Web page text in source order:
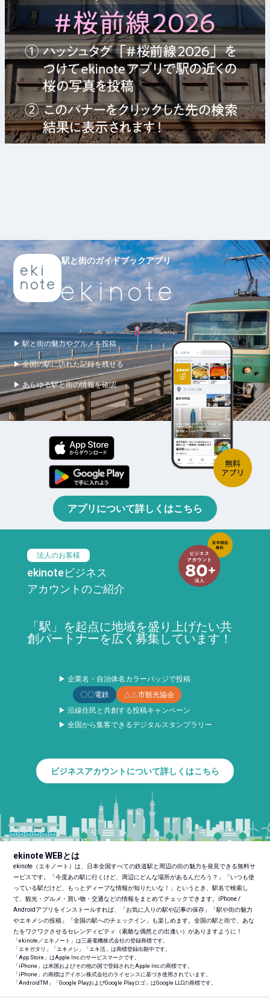
駅と街のガイドブックアプリ
▶ 駅と街の魅力やグルメを投稿
▶ 全国の駅に訪れた記録を残せる
▶ あらゆる駅と街の情報を確認
アプリについて詳しくはこちら
法人のお客様
ekinoteビジネス
アカウントのご紹介
「駅」を起点に地域を盛り上げたい共
創パートナーを広く募集しています！
▶ 企業名・自治体名カラーバッジで投稿
〇〇電鉄
△△市観光協会
▶ 沿線住民と共創する投稿キャンペーン
▶ 全国から集客できるデジタルスタンプラリー
ビジネスアカウントについて詳しくはこちら
ekinote WEBとは
ekinote（エキノート）は、日本全国すべての鉄道駅と周辺の街の魅力を発見できる無料サ
ービスです。「今度あの駅に行くけど、周辺にどんな場所があるんだろう？」「いつも使
っている駅だけど、もっとディープな情報が知りたいな！」というとき、駅名で検索し
て、観光・グルメ・買い物・交通などの情報をまとめてチェックできます。iPhone /
Androidアプリをインストールすれば、「お気に入りの駅や記事の保存」「駅や街の魅力
やエキメシの投稿」「全国の駅へのチェックイン」も楽しめます。全国の駅と街で、あな
たをワクワクさせるセレンディピティ（素敵な偶然との出逢い）がありますように！
「ekinote／エキノート」は三菱電機株式会社の登録商標です。
「エキガタリ」「エキメシ」「エキ活」は商標登録出願中です。
「App Store」はApple Inc.のサービスマークです。
「iPhone」は米国およびその他の国で登録されたApple Inc.の商標です。
「iPhone」の商標はアイホン株式会社のライセンスに基づき使用されています。
「AndroidTM 」「Google PlayおよびGoogle Playロゴ」はGoogle LLCの商標です。